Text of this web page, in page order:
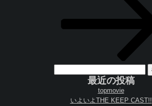
最近の投稿
topmovie
いよいよTHE KEEP CAST!!